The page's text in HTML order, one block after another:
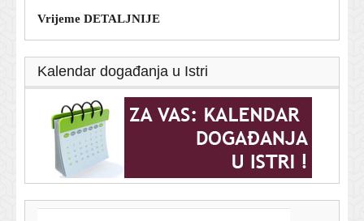
Vrijeme DETALJNIJE
Kalendar događanja u Istri
T-portal.hr
Mourinho o novom igraču: 'Jadničak... Mora